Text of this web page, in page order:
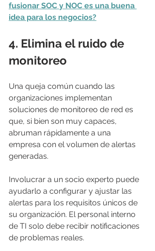
fusionar SOC y NOC es una buena
idea para los negocios?
4. Elimina el ruido de
monitoreo
Una queja común cuando las
organizaciones implementan
soluciones de monitoreo de red es
que, si bien son muy capaces,
abruman rápidamente a una
empresa con el volumen de alertas
generadas.
Involucrar a un socio experto puede
ayudarlo a configurar y ajustar las
alertas para los requisitos únicos de
su organización. El personal interno
de TI solo debe recibir notificaciones
de problemas reales.